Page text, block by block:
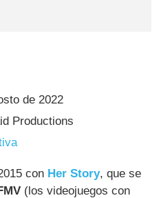
de 2022
Productions
con Her Story, que se
(los videojuegos con